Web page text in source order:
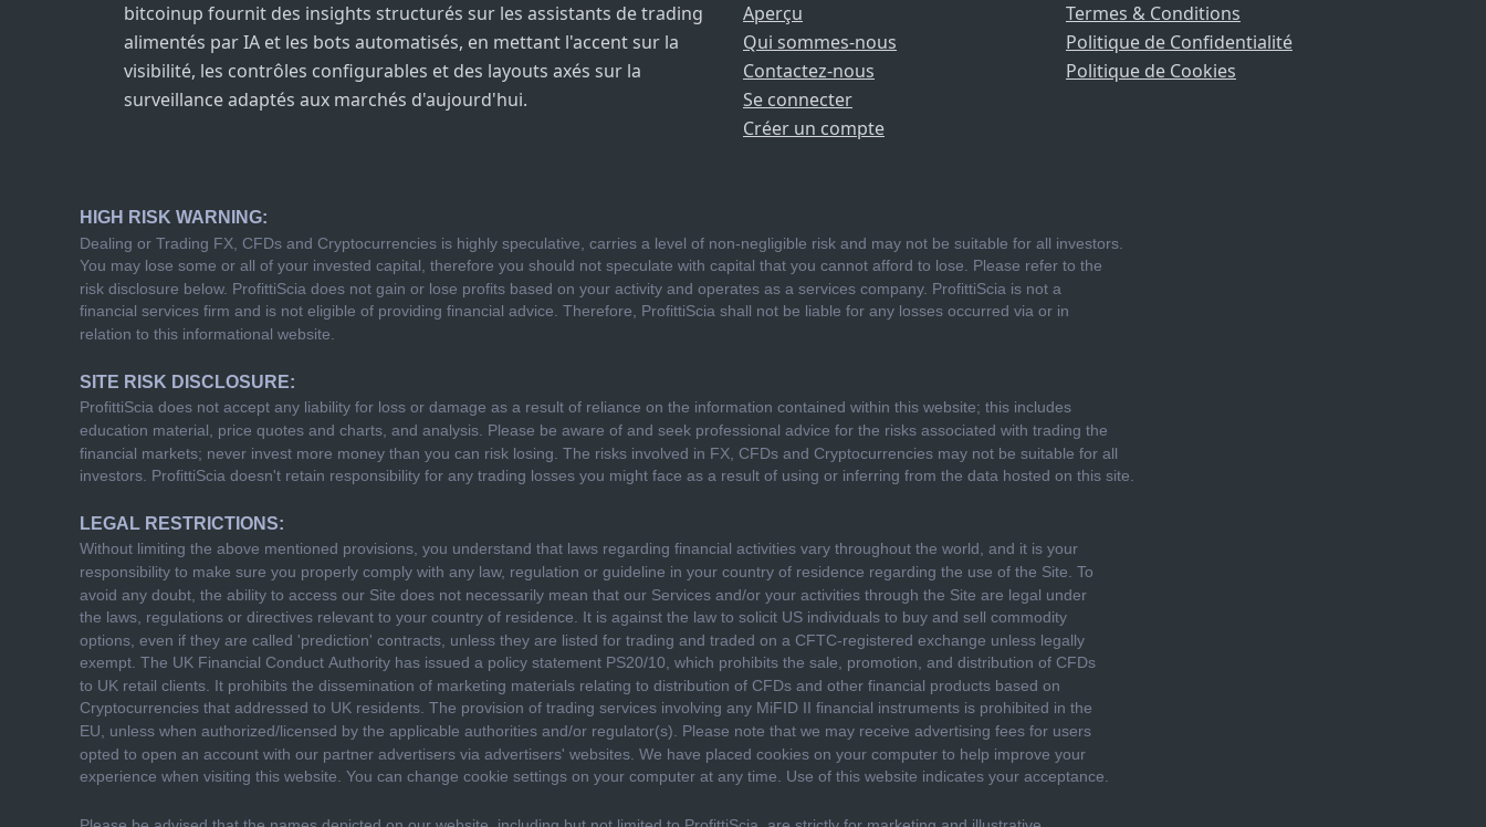
bitcoinup fournit des insights structurés sur les assistants de trading
alimentés par IA et les bots automatisés, en mettant l'accent sur la
visibilité, les contrôles configurables et des layouts axés sur la
surveillance adaptés aux marchés d'aujourd'hui.
Aperçu
Qui sommes-nous
Contactez-nous
Se connecter
Créer un compte
Termes & Conditions
Politique de Confidentialité
Politique de Cookies